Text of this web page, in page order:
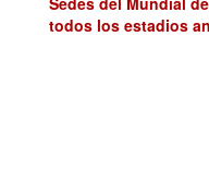
todos los estadios